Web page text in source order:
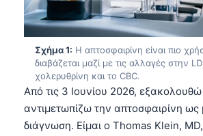
Σχήμα 1: Η απτοσφαιρίνη είναι πιο
διαβάζεται μαζί με τις αλλαγές στην
χολερυθρίνη και το CBC.
Από τις 3 Ιουνίου 2026,
αντιμετωπίζω την απτοσφαιρίνη
διάγνωση. Είμαι ο Thomas Klein,